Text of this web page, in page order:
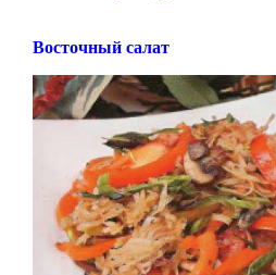
Восточный салат